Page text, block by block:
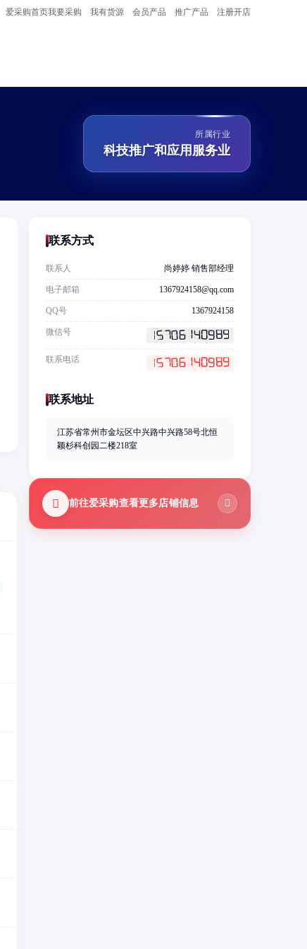
爱采购首页我要采购 我有货源 会员产品 推广产品 注册开店
所属行业
科技推广和应用服务业
联系方式
联系人 尚婷婷 销售部经理
电子邮箱 1367924158@qq.com
QQ号 1367924158
微信号
联系电话
联系地址
江苏省常州市金坛区中兴路中兴路58号北恒
颖杉科创园二楼218室
前往爱采购查看更多店铺信息